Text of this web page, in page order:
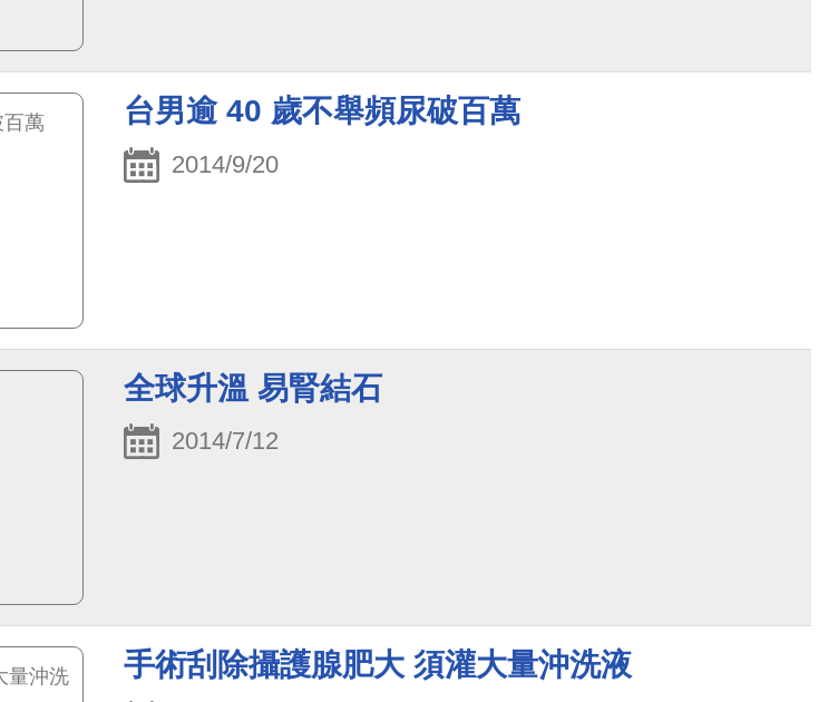
台男逾 40 歲不舉頻尿破百萬
2014/9/20
全球升溫 易腎結石
2014/7/12
手術刮除攝護腺肥大 須灌大量沖洗液